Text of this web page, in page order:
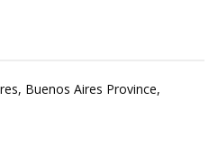
Buenos Aires Province,